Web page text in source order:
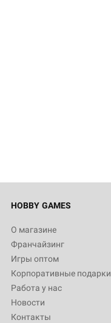
HOBBY GAMES
О магазине
Франчайзинг
Игры оптом
Корпоративные подарки
Работа у нас
Новости
Контакты